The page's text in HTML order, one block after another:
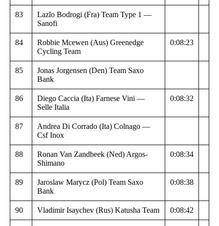
83
Lazlo Bodrogi (Fra) Team Type 1 —
Sanofi
84
Robbie Mcewen (Aus) Greenedge
Cycling Team
0:08:23
85
Jonas Jorgensen (Den) Team Saxo
Bank
86
Diego Caccia (Ita) Farnese Vini —
Selle Italia
0:08:32
87
Andrea Di Corrado (Ita) Colnago —
Csf Inox
88
Ronan Van Zandbeek (Ned) Argos-
Shimano
0:08:34
89
Jaroslaw Marycz (Pol) Team Saxo
Bank
0:08:38
90 Vladimir Isaychev (Rus) Katusha Team 0:08:42